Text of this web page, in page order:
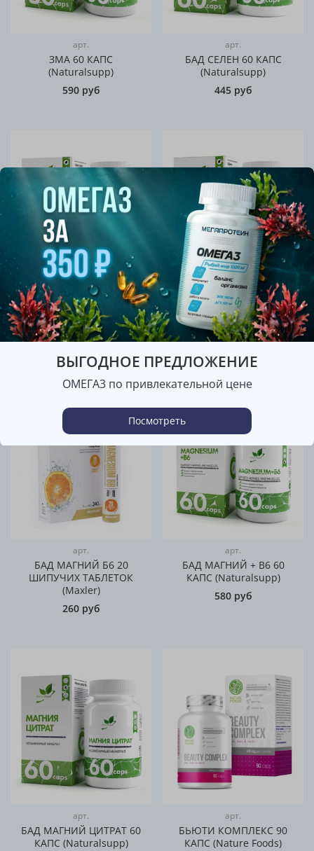
арт.
ЗМА 60 КАПС
(Naturalsupp)
590 руб
арт.
БАД СЕЛЕН 60 КАПС
(Naturalsupp)
445 руб
арт.
БАД ХЕЛАТ ЦИНКА 60
КАПС (Naturalsupp)
490 руб
арт.
БАД ЦИНК ЦИТРАТ 60
КАПС (Naturalsupp)
455 руб
арт.
БАД МАГНИЙ Б6 20
ШИПУЧИХ ТАБЛЕТОК
(Maxler)
260 руб
арт.
БАД МАГНИЙ + B6 60
КАПС (Naturalsupp)
580 руб
арт.
БАД МАГНИЙ ЦИТРАТ 60
КАПС (Naturalsupp)
арт.
БЬЮТИ КОМПЛЕКС 90
КАПС (Nature Foods)
ВЫГОДНОЕ ПРЕДЛОЖЕНИЕ
ОМЕГА3 по привлекательной цене
Посмотреть